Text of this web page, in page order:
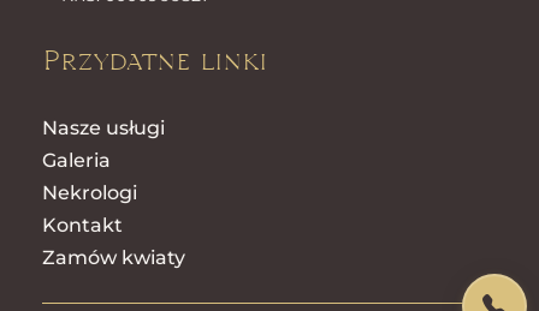
Przydatne linki
Nasze usługi
Galeria
Nekrologi
Kontakt
Zamów kwiaty